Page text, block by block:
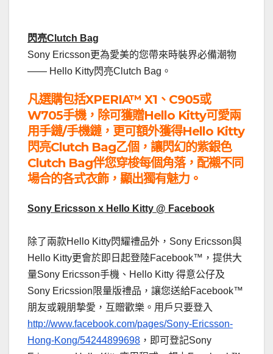
閃亮Clutch Bag
Sony Ericsson更為愛美的您帶來時裝界必備潮物
—— Hello Kitty閃亮Clutch Bag。
凡選購包括XPERIA™ X1、C905或
W705手機，除可獲贈Hello Kitty可愛兩
用手鏈/手機鏈，更可額外獲得Hello Kitty
閃亮Clutch Bag乙個，讓閃幻的紫銀色
Clutch Bag伴您穿梭每個角落，配襯不同
場合的各式衣飾，顯出獨有魅力。
Sony Ericsson x Hello Kitty @ Facebook
除了兩款Hello Kitty閃耀禮品外，Sony Ericsson與
Hello Kitty更會於即日起登陸Facebook™，提供大
量Sony Ericsson手機、Hello Kitty 得意公仔及
Sony Ericssion限量版禮品，讓您送給Facebook™
朋友或親朋摯愛，互贈歡樂。用戶只要登入
http://www.facebook.com/pages/Sony-Ericsson-
Hong-Kong/54244899698 ，即可登記Sony